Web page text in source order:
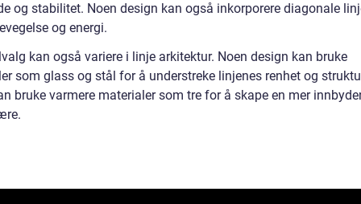
og stabilitet. Noen design kan også inkorporere diagonale
og energi.
kan også variere i linje arkitektur. Noen design kan bruke
som glass og stål for å understreke linjenes renhet og
bruke varmere materialer som tre for å skape en mer